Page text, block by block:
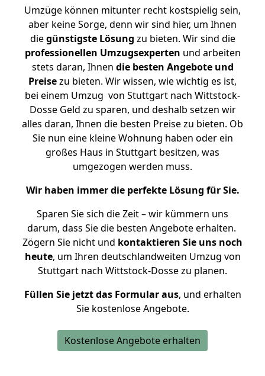
Umzüge können mitunter recht kostspielig sein,
aber keine Sorge, denn wir sind hier, um Ihnen
diegünstigste Lösung zu bieten. Wir sind die
professionellen Umzugsexperten und arbeiten
stets daran, Ihnen die besten Angebote und
Preisezu bieten. Wir wissen, wie wichtig es ist,
bei einem Umzug von Stuttgart nach Wittstock-
Dosse Geld zu sparen, und deshalb setzen wir
alles daran, Ihnen die besten Preise zu bieten. Ob
Sie nun eine kleine Wohnung haben oder ein
großes Haus in Stuttgart besitzen, was
umgezogen werden muss.
Wir haben immer die perfekte Lösung für Sie.
Sparen Sie sich die Zeit – wir kümmern uns
darum, dass Sie die besten Angebote erhalten.
Zögern Sie nicht und kontaktieren Sie uns noch
heute, um Ihren deutschlandweiten Umzug von
Stuttgart nach Wittstock-Dosse zu planen.
Füllen Sie jetzt das Formular aus, und erhalten
Sie kostenlose Angebote.
Kostenlose Angebote erhalten